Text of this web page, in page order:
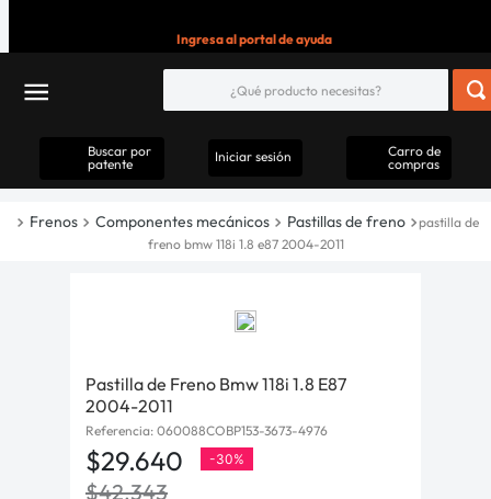
Ingresa al portal de ayuda
Buscar por
patente
Iniciar sesión
Carro de
compras
Frenos Componentes mecánicos Pastillas de freno
pastilla de
freno bmw 118i 1.8 e87 2004-2011
Pastilla de Freno Bmw 118i 1.8 E87
2004-2011
Referencia: 060088COBP153-3673-4976
$29.640 -30%
$42.343